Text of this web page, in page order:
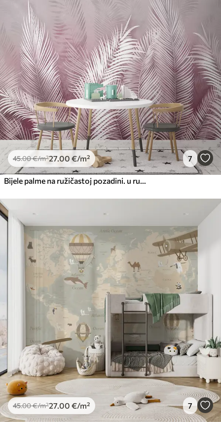
45.00€/m²27 .00 €/m² 7
45.00€/m²27 .00 €/m² 7